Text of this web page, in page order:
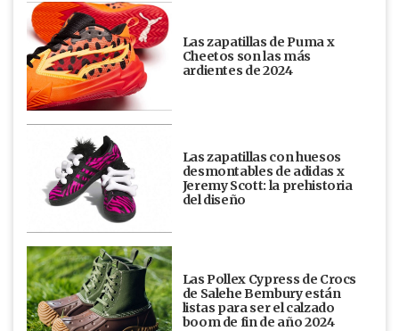
Las zapatillas de Puma x
Cheetos son las más
ardientes de 2024
Las zapatillas con huesos
desmontables de adidas x
Jeremy Scott: la prehistoria
del diseño
Las Pollex Cypress de Crocs
de Salehe Bembury están
listas para ser el calzado
boom de fin de año 2024